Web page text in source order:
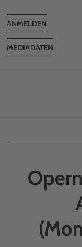
MEDIADATEN
Toggle
navigation
ANMELDEN